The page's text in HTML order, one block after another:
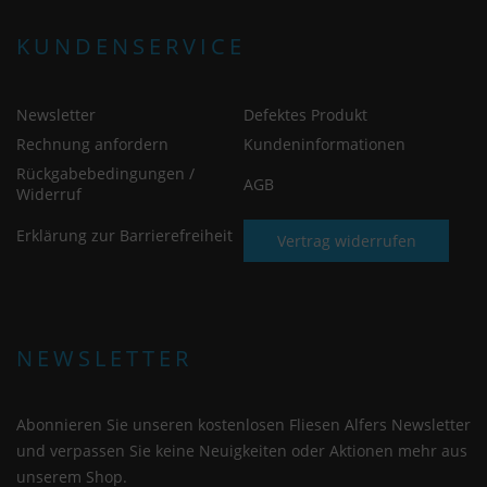
KUNDENSERVICE
Newsletter
Defektes Produkt
Rechnung anfordern
Kundeninformationen
Rückgabebedingungen /
Widerruf
AGB
Erklärung zur Barrierefreiheit Vertrag widerrufen
NEWSLETTER
Abonnieren Sie unseren kostenlosen Fliesen Alfers Newsletter
und verpassen Sie keine Neuigkeiten oder Aktionen mehr aus
unserem Shop.
Dabei wird das Nutzerverhalten an Google LLC
verarbeitet, die von Google zu eigenen Zwecken,
zur Profilbildung und zur Verknüpfung mit
anderen Nutzungsdaten verwendet werden.
Indem Sie das mit den Google-Diensten
verbundene Cookie akzeptieren, stimmen Sie
gemäß Art. 49 Abs. 1 S. 1 lit. a DSGVO ein, dass
Gerichtshof als ein Land mit einem nach EU-
Standards unzureichenden Datenschutzniveau
Es besteht insbesondere das Risiko, dass Ihre
Daten von US-Behörden zu Kontroll- und